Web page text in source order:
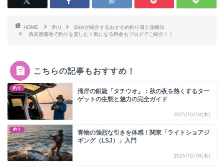
HOME 釣り
Shinが紹介するおすすめ釣り場と攻略法
西武遊園地で釣りを楽しむ！気になる料金もブログでご紹介！！
こちらの記事もおすすめ！
釣り
湾岸の銀龍「タチウオ」：秋の夜を熱くするター
ゲットの生態と魅力の完全ガイド
2025/10/02(木)
釣り
青物の強烈な引きを体感！関東「ライトショアジ
ギング（LSJ）」入門
2025/10/09(木)